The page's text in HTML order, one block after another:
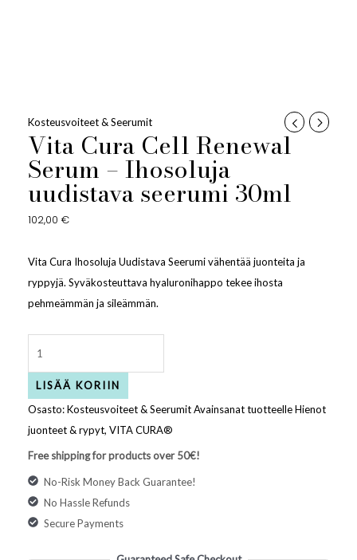
Kosteusvoiteet & Seerumit
Vita Cura Cell Renewal
Serum – Ihosoluja
uudistava seerumi 30ml
102,00 €
Vita Cura Ihosoluja Uudistava Seerumi vähentää juonteita ja
ryppyjä. Syväkosteuttava hyaluronihappo tekee ihosta
pehmeämmän ja sileämmän.
LISÄÄ KORIIN
Osasto:Kosteusvoiteet & SeerumitAvainsanat tuotteelleHienot
juonteet & rypyt, VITA CURA®
Free shipping for products over 50€!
No-Risk Money Back Guarantee!
No Hassle Refunds
Secure Payments